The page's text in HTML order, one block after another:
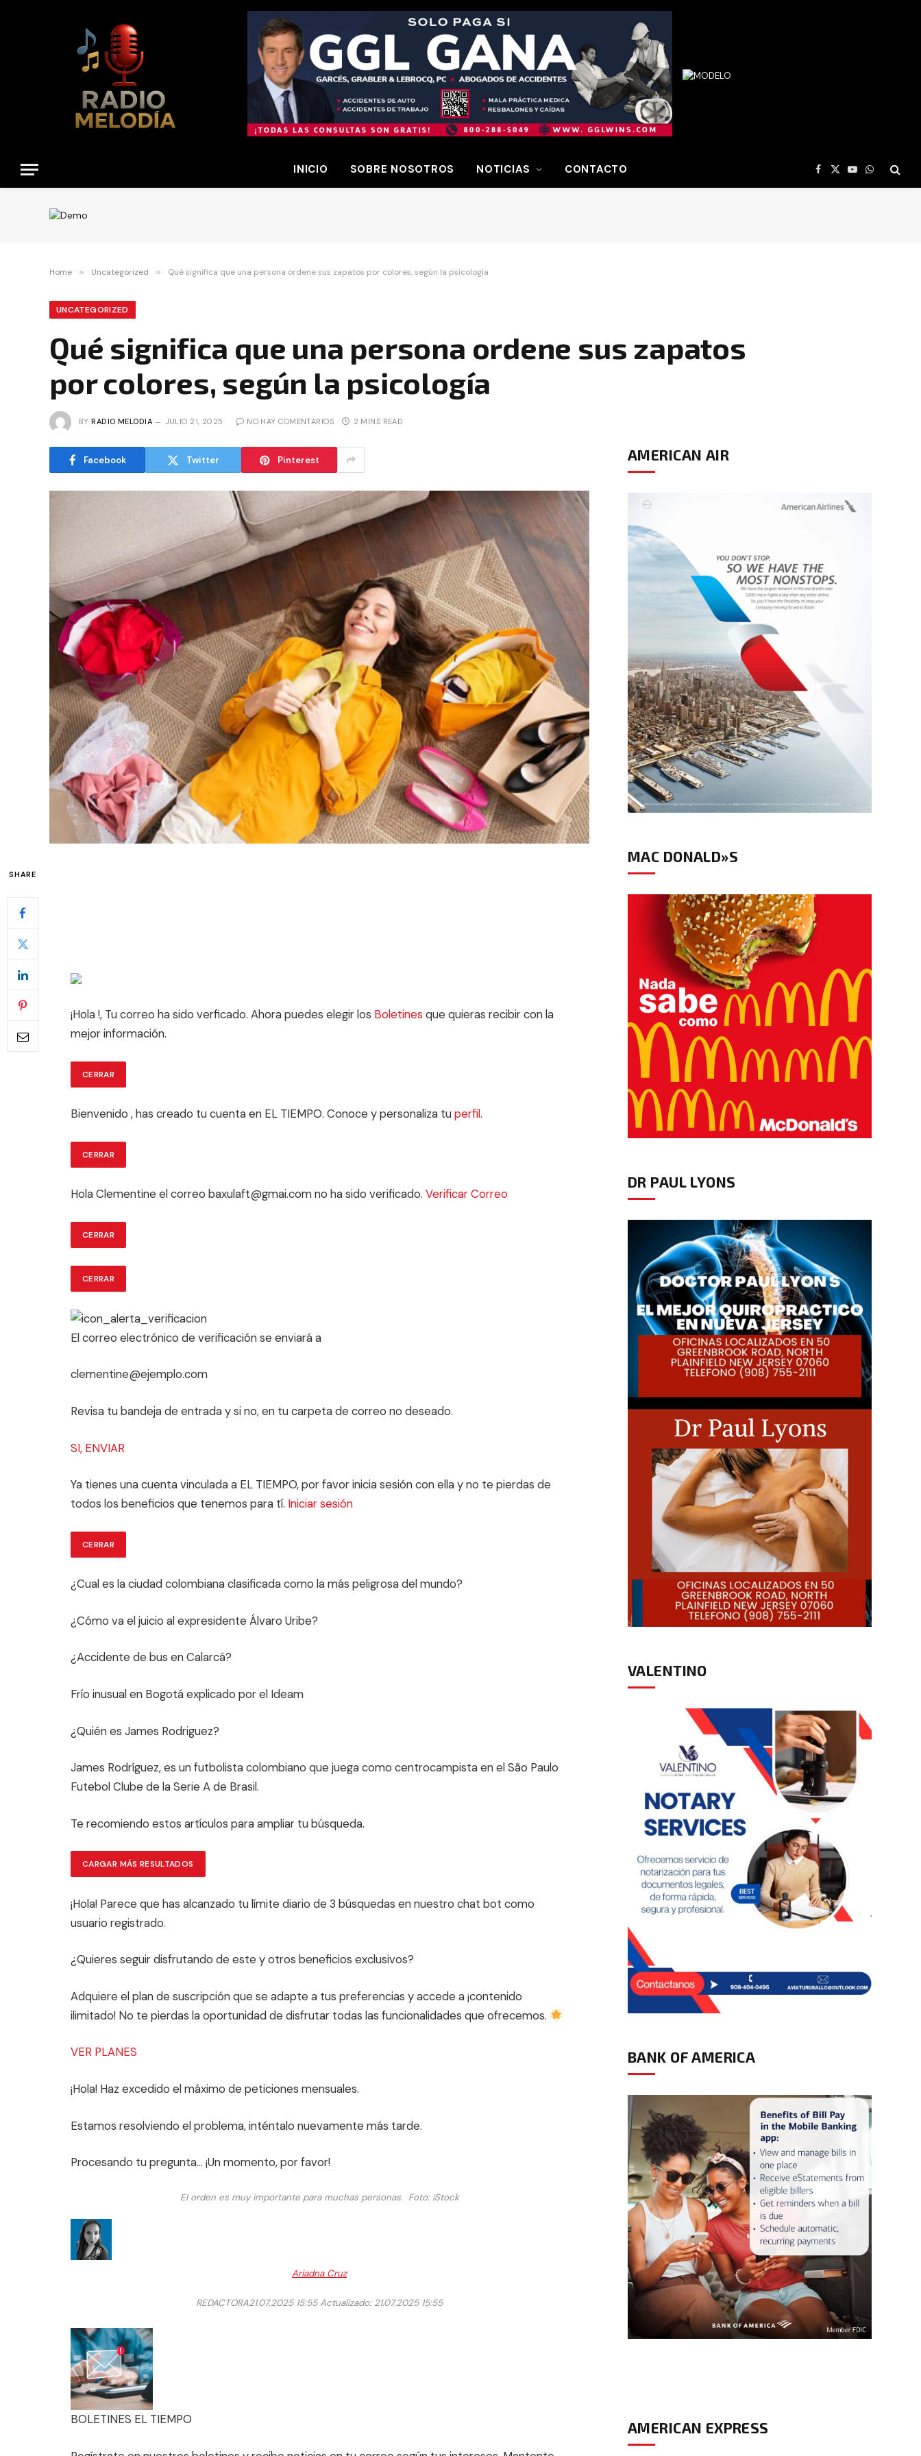
INICIO SOBRE NOSOTROS NOTICIAS CONTACTO Facebook
X
(Twitter)
YouTube
WhatsApp
Home » Uncategorized » Qué significa que una persona ordene sus zapatos por colores, según la psicología
UNCATEGORIZED
Qué significa que una persona ordene sus zapatos
por colores, según la psicología
BY RADIO MELODIA JULIO 21, 2025 NO HAY COMENTARIOS 2 MINS READ
Facebook Twitter Pinterest
SHARE
¡Hola !, Tu correo ha sido verficado. Ahora puedes elegir los Boletines que quieras recibir con la
mejor información.
CERRAR
Bienvenido , has creado tu cuenta en EL TIEMPO. Conoce y personaliza tu perfil.
CERRAR
Hola Clementine el correo baxulaft@gmai.com no ha sido verificado. Verificar Correo
CERRAR
CERRAR
El correo electrónico de verificación se enviará a
clementine@ejemplo.com
Revisa tu bandeja de entrada y si no, en tu carpeta de correo no deseado.
SI, ENVIAR
Ya tienes una cuenta vinculada a EL TIEMPO, por favor inicia sesión con ella y no te pierdas de
todos los beneficios que tenemos para tí. Iniciar sesión
CERRAR
¿Cual es la ciudad colombiana clasificada como la más peligrosa del mundo?
¿Cómo va el juicio al expresidente Álvaro Uribe?
¿Accidente de bus en Calarcá?
Frío inusual en Bogotá explicado por el Ideam
¿Quién es James Rodriguez?
James Rodríguez, es un futbolista colombiano que juega como centrocampista en el São Paulo
Futebol Clube de la Serie A de Brasil.
Te recomiendo estos artículos para ampliar tu búsqueda.
CARGAR MÁS RESULTADOS
¡Hola! Parece que has alcanzado tu límite diario de 3 búsquedas en nuestro chat bot como
usuario registrado.
¿Quieres seguir disfrutando de este y otros beneficios exclusivos?
Adquiere el plan de suscripción que se adapte a tus preferencias y accede a ¡contenido
ilimitado! No te pierdas la oportunidad de disfrutar todas las funcionalidades que ofrecemos.
VER PLANES
¡Hola! Haz excedido el máximo de peticiones mensuales.
Estamos resolviendo el problema, inténtalo nuevamente más tarde.
Procesando tu pregunta… ¡Un momento, por favor!
El orden es muy importante para muchas personas. Foto: iStock
Ariadna Cruz
REDACTORA21.07.2025 15:55Actualizado: 21.07.2025 15:55
BOLETINES EL TIEMPO
AMERICAN AIR
MAC DONALD»S
DR PAUL LYONS
VALENTINO
BANK OF AMERICA
AMERICAN EXPRESS